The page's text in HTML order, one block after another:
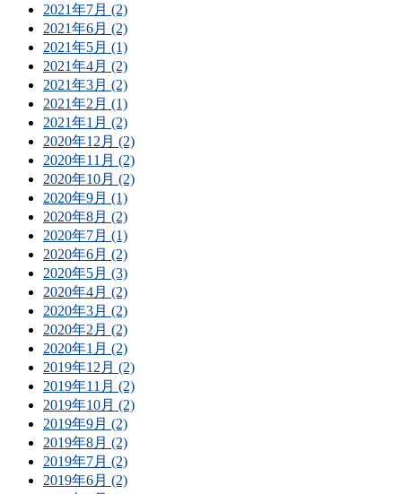
2021年7月 (2)
2021年6月 (2)
2021年5月 (1)
2021年4月 (2)
2021年3月 (2)
2021年2月 (1)
2021年1月 (2)
2020年12月 (2)
2020年11月 (2)
2020年10月 (2)
2020年9月 (1)
2020年8月 (2)
2020年7月 (1)
2020年6月 (2)
2020年5月 (3)
2020年4月 (2)
2020年3月 (2)
2020年2月 (2)
2020年1月 (2)
2019年12月 (2)
2019年11月 (2)
2019年10月 (2)
2019年9月 (2)
2019年8月 (2)
2019年7月 (2)
2019年6月 (2)